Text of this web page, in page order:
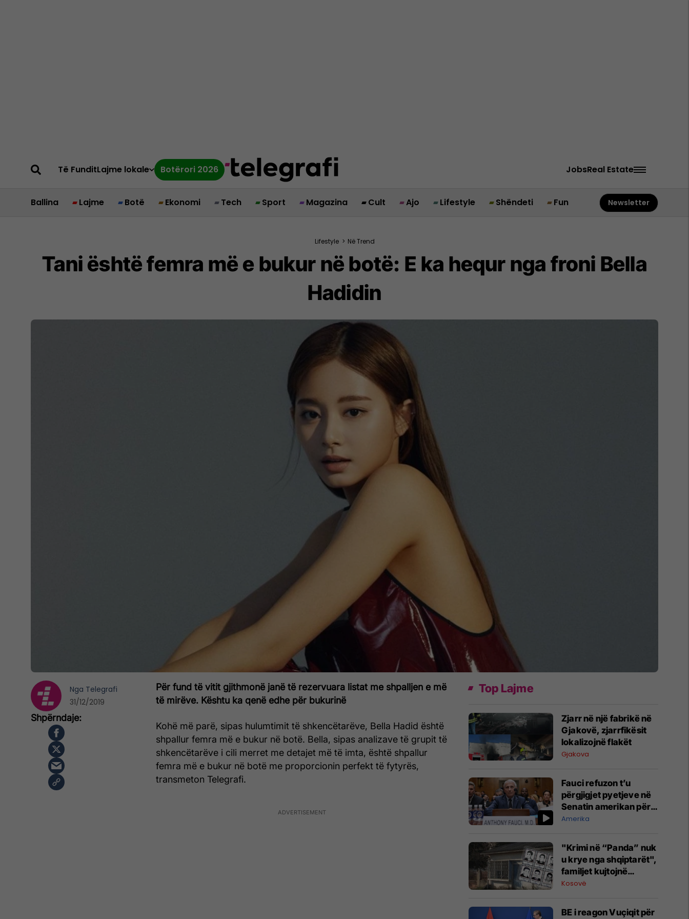
Të FunditLajme lokale Botërori 2026 JobsReal Estate
Ballina Lajme Botë Ekonomi Tech Sport Magazina Cult Ajo Lifestyle Shëndeti Fun Newsletter
Lifestyle > Në Trend
Tani është femra më e bukur në botë: E ka hequr nga froni Bella
Hadidin
Për fund të vitit gjithmonë janë të rezervuara listat me shpalljen e më
të mirëve. Kështu ka qenë edhe për bukurinë
Kohë më parë, sipas hulumtimit të shkencëtarëve, Bella Hadid është
shpallur femra më e bukur në botë. Bella, sipas analizave të grupit të
shkencëtarëve i cili merret me detajet më të imta, është shpallur
femra më e bukur në botë me proporcionin perfekt të fytyrës,
transmeton Telegrafi.
Nga Telegrafi
31/12/2019
Top Lajme
Zjarr në një fabrikë në
Gjakovë, zjarrfikësit
lokalizojnë flakët
Gjakova
Fauci refuzon t’u
përgjigjet pyetjeve në
Senatin amerikan për
COVID-19
Amerika
"Krimi në “Panda” nuk
u krye nga shqiptarët",
familjet kujtojnë
deklaratat e Vuçiqit
zbardhjen e rastit
Kosovë
BE i reagon Vuçiqit për